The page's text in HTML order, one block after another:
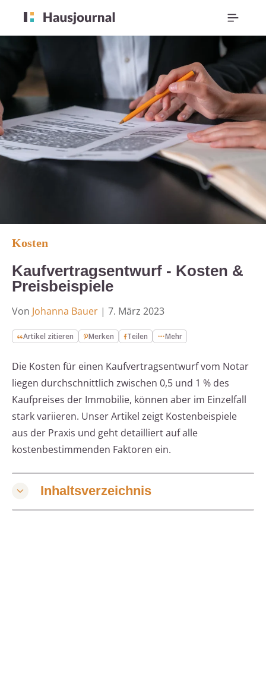
Kosten
Kaufvertragsentwurf - Kosten &
Preisbeispiele
Von Johanna Bauer | 7. März 2023
Artikel zitieren Merken Teilen Mehr
Die Kosten für einen Kaufvertragsentwurf vom Notar
liegen durchschnittlich zwischen 0,5 und 1 % des
Kaufpreises der Immobilie, können aber im Einzelfall
stark variieren. Unser Artikel zeigt Kostenbeispiele
aus der Praxis und geht detailliert auf alle
kostenbestimmenden Faktoren ein.
Inhaltsverzeichnis